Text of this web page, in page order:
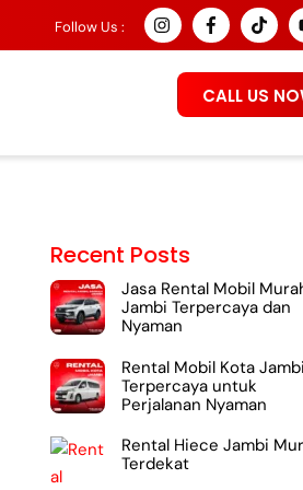
Follow Us :
CALL US
Recent Posts
Jasa Rental Mobil
Jambi Terpercaya dan
Nyaman
Rental Mobil Kota Jambi
Terpercaya untuk
Perjalanan Nyaman
Rental Hiece Jambi
Terdekat